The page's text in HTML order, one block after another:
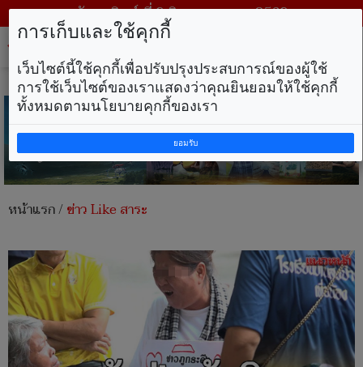
วันอาทิตย์ ที่ 9 สิงหาคม พ.ศ. 2569
หน้าแรก/ข่าว Like สาระ
การเก็บและใช้คุกกี้
เว็บไซต์นี้ใช้คุกกี้เพื่อปรับปรุงประสบการณ์ของผู้ใช้
การใช้เว็บไซต์ของเราแสดงว่าคุณยินยอมให้ใช้คุกกี้
ทั้งหมดตามนโยบายคุกกี้ของเรา
ยอมรับ